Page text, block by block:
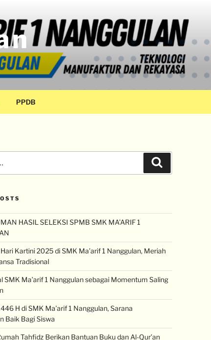
PPDB
HASIL SELEKSI SPMB SMK MA’ARIF 1
Kartini 2025 di SMK Ma’arif 1 Nanggulan, Meriah
Tradisional
SMK Ma’arif 1 Nanggulan sebagai Momentum Saling
H di SMK Ma’arif 1 Nanggulan, Sarana
Baik Bagi Siswa
Tahfidz Berikan Bantuan Buku dan Al-Qur’an